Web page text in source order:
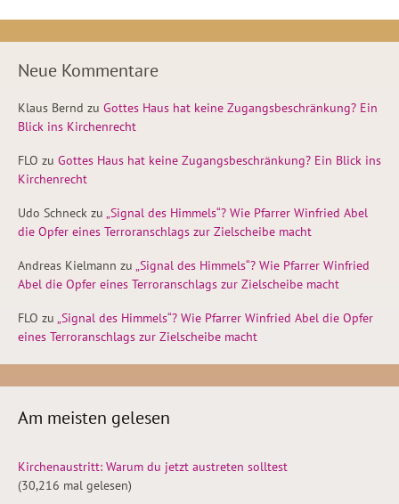
Neue Kommentare
Klaus Bernd zu Gottes Haus hat keine Zugangsbeschränkung? Ein
Blick ins Kirchenrecht
FLO zu Gottes Haus hat keine Zugangsbeschränkung? Ein Blick ins
Kirchenrecht
Udo Schneck zu „Signal des Himmels“? Wie Pfarrer Winfried Abel
die Opfer eines Terroranschlags zur Zielscheibe macht
Andreas Kielmann zu „Signal des Himmels“? Wie Pfarrer Winfried
Abel die Opfer eines Terroranschlags zur Zielscheibe macht
FLO zu „Signal des Himmels“? Wie Pfarrer Winfried Abel die Opfer
eines Terroranschlags zur Zielscheibe macht
Am meisten gelesen
Kirchenaustritt: Warum du jetzt austreten solltest
(30,216 mal gelesen)